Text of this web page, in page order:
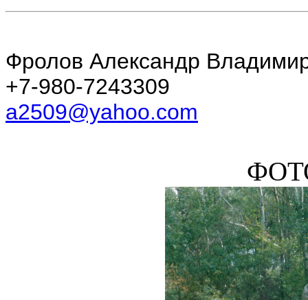
Фролов Александр
+7-980-7243309
a2509@yahoo.com